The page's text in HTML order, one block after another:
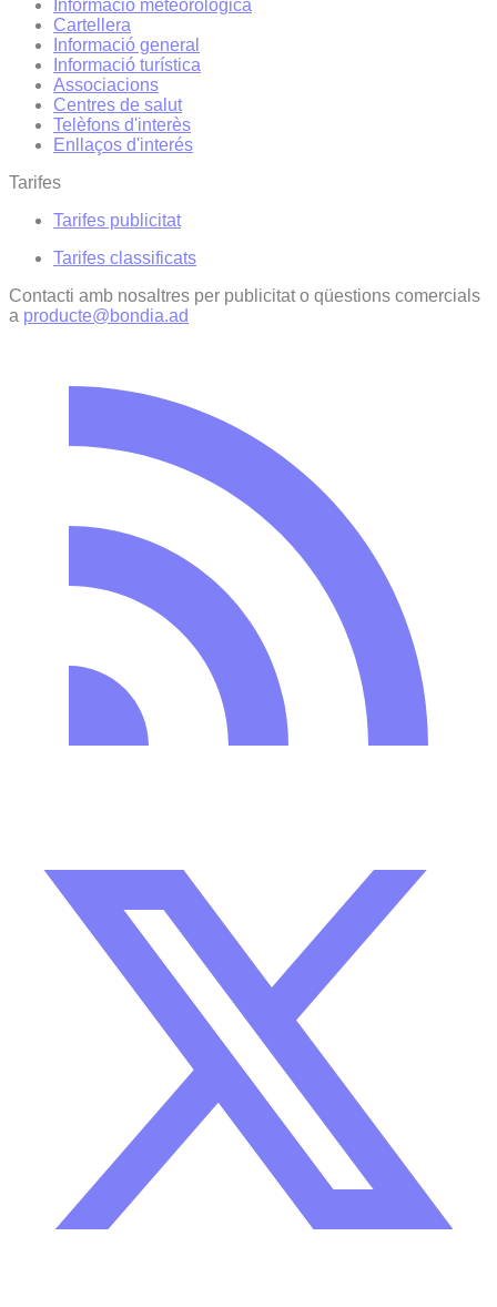
Informació meteorològica
Cartellera
Informació general
Informació turística
Associacions
Centres de salut
Telèfons d'interès
Enllaços d'interés
Tarifes
Tarifes publicitat
Tarifes classificats
Contacti amb nosaltres per publicitat o qüestions comercials
a producte@bondia.ad